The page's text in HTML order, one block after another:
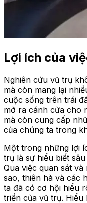
Lợi ích của
Nghiên cứu vũ trụ
mà còn mang lại
cuộc sống trên trái
mở ra cánh cửa cho
mà còn cung cấp
của chúng ta trong
Một trong những lợi
trụ là sự hiểu biết
Qua việc quan sát
sao, thiên hà và các
ta đã có cơ hội hiểu
triển của vũ trụ. Hiểu